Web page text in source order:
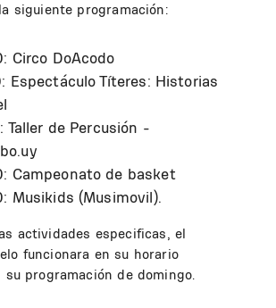
siguiente programación:
Circo DoAcodo
Espectáculo Títeres: Historias
Taller de Percusión -
Campeonato de basket
Musikids (Musimovil).
actividades especificas, el
funcionara en su horario
su programación de domingo.